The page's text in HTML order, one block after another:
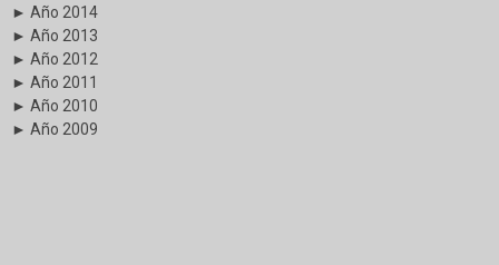
► Año 2014
► Año 2013
► Año 2012
► Año 2011
► Año 2010
► Año 2009